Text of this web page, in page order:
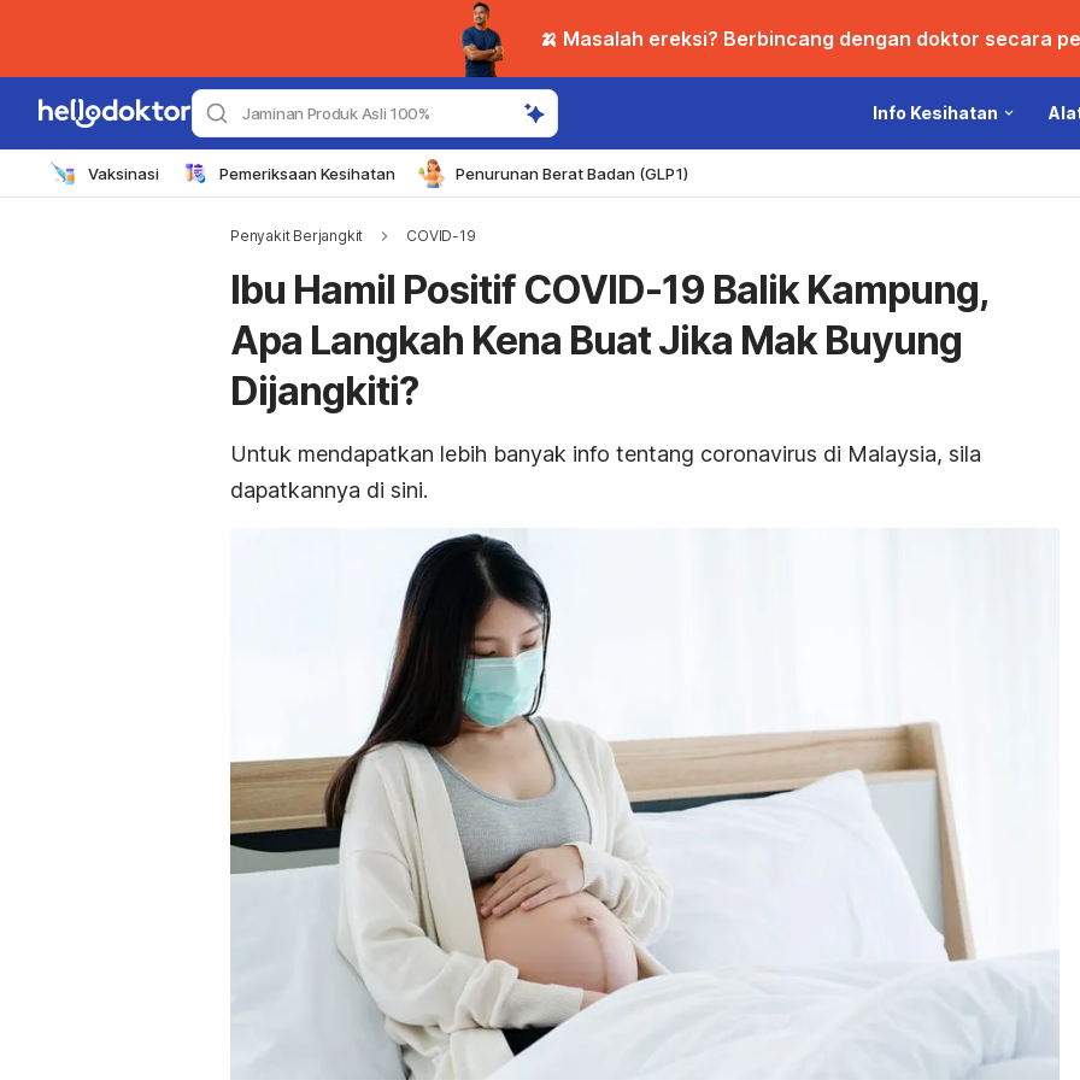
🍌 Masalah ereksi? Berbincang dengan doktor secara
Jaminan Produk Asli 100% Info Kesihatan
Vaksinasi Pemeriksaan Kesihatan Penurunan Berat Badan (GLP1)
Penyakit Berjangkit COVID-19
Ibu Hamil Positif COVID-19 Balik Kampung,
Apa Langkah Kena Buat Jika Mak Buyung
Dijangkiti?
Untuk mendapatkan lebih banyak info tentang coronavirus di Malaysia, sila
dapatkannya di sini.